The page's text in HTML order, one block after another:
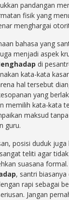
pandangan
fisik yang
menghargai
bahasa yang
menjadi aspek
di
kata-kata
hal tersebut
yang
memilih kata-kata
maksud
guru.
posisi duduk
teliti agar
suasana
, santri
rapi sebagai
Jangan